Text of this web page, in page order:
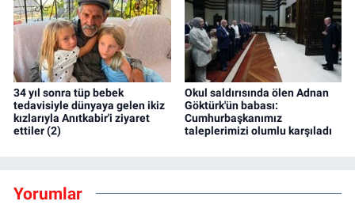
34 yıl sonra tüp bebek
tedavisiyle dünyaya gelen ikiz
kızlarıyla Anıtkabir'i ziyaret
ettiler (2)
Okul saldırısında ölen Adnan
Göktürk'ün babası:
Cumhurbaşkanımız
taleplerimizi olumlu karşıladı
Yorumlar